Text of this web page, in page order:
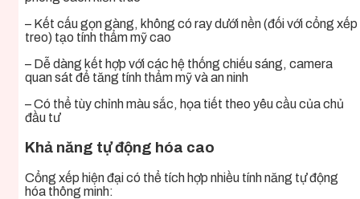
– Kết cấu gọn gàng, không có ray dưới nền (đối với cổng xếp
treo) tạo tính thẩm mỹ cao
– Dễ dàng kết hợp với các hệ thống chiếu sáng, camera
quan sát để tăng tính thẩm mỹ và an ninh
– Có thể tùy chỉnh màu sắc, họa tiết theo yêu cầu của chủ
đầu tư
Khả năng tự động hóa cao
Cổng xếp hiện đại có thể tích hợp nhiều tính năng tự động
hóa thông minh: